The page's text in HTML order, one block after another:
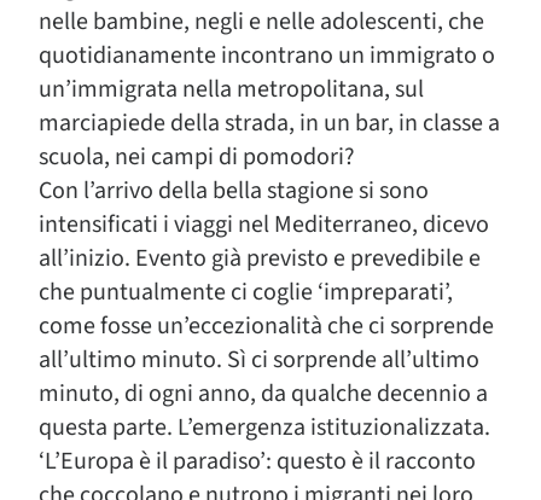
nelle bambine, negli e nelle adolescenti, che
quotidianamente incontrano un immigrato o
un’immigrata nella metropolitana, sul
marciapiede della strada, in un bar, in classe a
scuola, nei campi di pomodori?
Con l’arrivo della bella stagione si sono
intensificati i viaggi nel Mediterraneo, dicevo
all’inizio. Evento già previsto e prevedibile e
che puntualmente ci coglie ‘impreparati’,
come fosse un’eccezionalità che ci sorprende
all’ultimo minuto. Sì ci sorprende all’ultimo
minuto, di ogni anno, da qualche decennio a
questa parte. L’emergenza istituzionalizzata.
‘L’Europa è il paradiso’: questo è il racconto